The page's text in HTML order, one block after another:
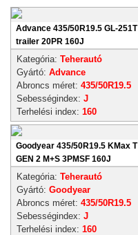
Advance 435/50R19.5 GL-251T
trailer 20PR 160J
Kategória: Teherautó
Gyártó: Advance
Abroncs méret: 435/50R19.5
Sebességindex: J
Terhelési index: 160
Goodyear 435/50R19.5 KMax T
GEN 2 M+S 3PMSF 160J
Kategória: Teherautó
Gyártó: Goodyear
Abroncs méret: 435/50R19.5
Sebességindex: J
Terhelési index: 160